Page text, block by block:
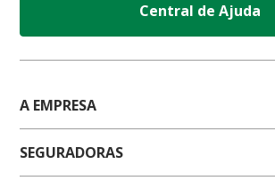
Central de Ajuda
A EMPRESA
SEGURADORAS